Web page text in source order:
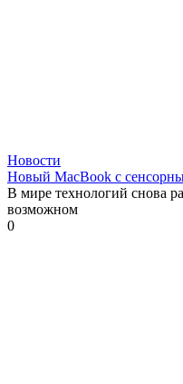
Новости
Новый MacBook с
В мире технологий снова
возможном
0